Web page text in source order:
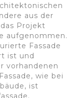
aus der
Projekt
aufgenommen.
Fassade
ist und
vorhandenen
wie bei
ist